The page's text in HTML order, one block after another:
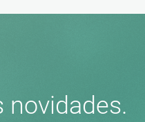
novidades.